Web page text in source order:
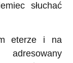
słuchać
eterze i na